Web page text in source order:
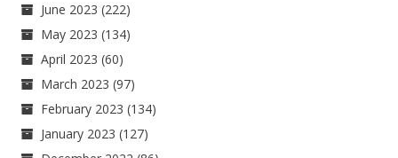
June 2023 (222)
May 2023 (134)
April 2023 (60)
March 2023 (97)
February 2023 (134)
January 2023 (127)